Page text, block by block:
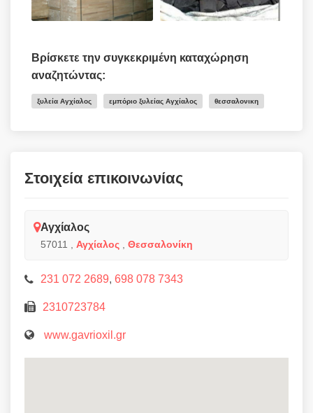
Βρίσκετε την συγκεκριμένη καταχώρηση
αναζητώντας:
ξυλεία Αγχίαλος εμπόριο ξυλείας Αγχίαλος θεσσαλονικη
Στοιχεία επικοινωνίας
Αγχίαλος
57011 Αγχίαλος Θεσσαλονίκη
231 072 2689, 698 078 7343
2310723784
www.gavrioxil.gr